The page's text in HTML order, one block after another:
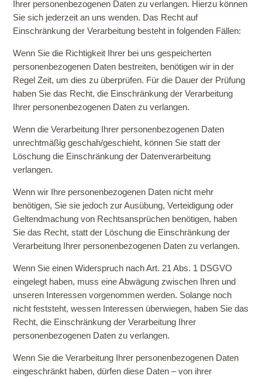
Ihrer personenbezogenen Daten zu verlangen. Hierzu können
Sie sich jederzeit an uns wenden. Das Recht auf
Einschränkung der Verarbeitung besteht in folgenden Fällen:
Wenn Sie die Richtigkeit Ihrer bei uns gespeicherten
personenbezogenen Daten bestreiten, benötigen wir in der
Regel Zeit, um dies zu überprüfen. Für die Dauer der Prüfung
haben Sie das Recht, die Einschränkung der Verarbeitung
Ihrer personenbezogenen Daten zu verlangen.
Wenn die Verarbeitung Ihrer personenbezogenen Daten
unrechtmäßig geschah/geschieht, können Sie statt der
Löschung die Einschränkung der Datenverarbeitung
verlangen.
Wenn wir Ihre personenbezogenen Daten nicht mehr
benötigen, Sie sie jedoch zur Ausübung, Verteidigung oder
Geltendmachung von Rechtsansprüchen benötigen, haben
Sie das Recht, statt der Löschung die Einschränkung der
Verarbeitung Ihrer personenbezogenen Daten zu verlangen.
Wenn Sie einen Widerspruch nach Art. 21 Abs. 1 DSGVO
eingelegt haben, muss eine Abwägung zwischen Ihren und
unseren Interessen vorgenommen werden. Solange noch
nicht feststeht, wessen Interessen überwiegen, haben Sie das
Recht, die Einschränkung der Verarbeitung Ihrer
personenbezogenen Daten zu verlangen.
Wenn Sie die Verarbeitung Ihrer personenbezogenen Daten
eingeschränkt haben, dürfen diese Daten – von ihrer